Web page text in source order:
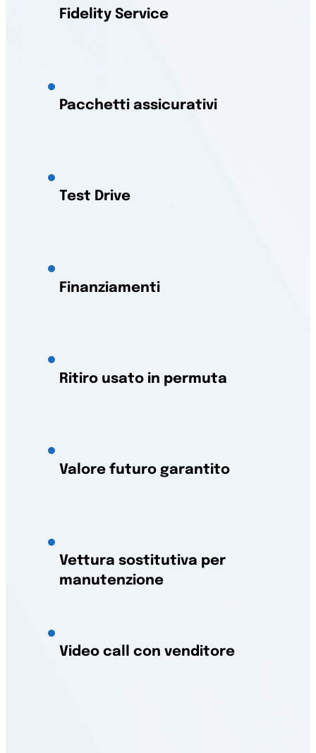
Fidelity Service
Pacchetti assicurativi
Test Drive
Finanziamenti
Ritiro usato in permuta
Valore futuro garantito
Vettura sostitutiva per
manutenzione
Video call con venditore